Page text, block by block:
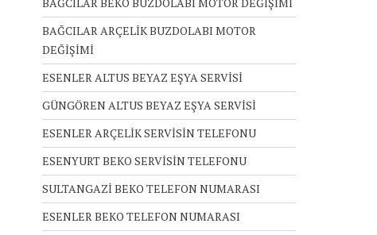
BAĞCILAR ARÇELİK BUZDOLABI MOTOR
DEĞİŞİMİ
ESENLER ALTUS BEYAZ EŞYA SERVİSİ
GÜNGÖREN ALTUS BEYAZ EŞYA SERVİSİ
ESENLER ARÇELİK SERVİSİN TELEFONU
ESENYURT BEKO SERVİSİN TELEFONU
SULTANGAZİ BEKO TELEFON NUMARASI
ESENLER BEKO TELEFON NUMARASI